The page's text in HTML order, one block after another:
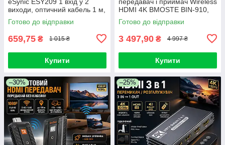
виходи, оптичний кабель 1 м,
2-канальний оптичний
розгалужувач
Готово до відправки
659,75 ₴ 1 015 ₴
Купити
HDMI 4K BMOSTE BIN-910,
4K 2160P 30 Гц, 40-60 м
макс., два 5 ГГц Wi-Fi
Готово до відправки
3 497,90 ₴ 4 997 ₴
Купити
–30% –25%